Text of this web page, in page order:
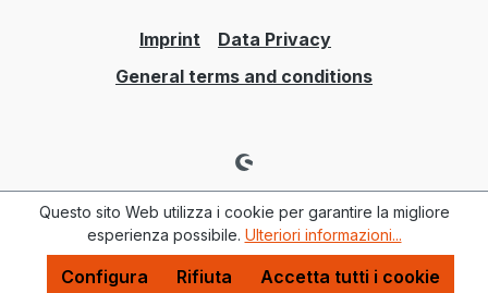
Imprint
Data Privacy
General terms and conditions
Questo sito Web utilizza i cookie per garantire la migliore
esperienza possibile. Ulteriori informazioni...
Rifiuta
Configura Accetta tutti i cookie